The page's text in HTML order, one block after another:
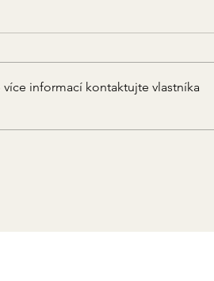
informací kontaktujte vlastníka